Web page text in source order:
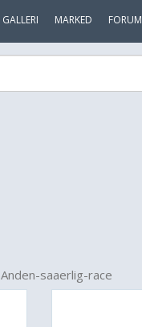
GALLERI MARKED FORUM
Anden-saaerlig-race